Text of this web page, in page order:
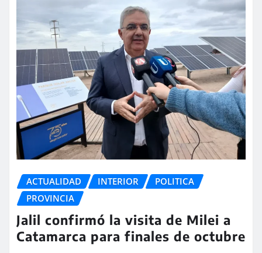
ACTUALIDAD INTERIOR
POLITICA
PROVINCIA
Jalil confirmó la visita de Milei a
Catamarca para finales de octubre